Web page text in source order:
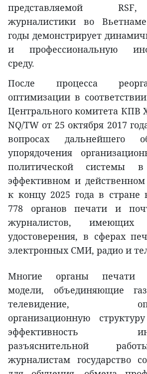
представляемой
журналистики во
годы демонстрирует
и профессиональную
среду.
После процесса
оптимизации в
Центрального комитета КПВ
NQ/TW от 25 октября 2017
вопросах дальнейшего
упорядочения
политической системы
эффективном и
к концу 2025 года в стране
778 органов печати и
журналистов, имеющих
удостоверения, в сферах
электронных СМИ, радио и
Многие органы печати
модели, объединяющие
телевидение,
организационную
эффективность
разъяснительной
журналистам государство